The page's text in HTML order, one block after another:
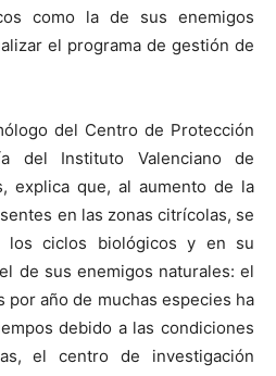
como la de sus enemigos
el programa de gestión de
del Centro de Protección
del Instituto Valenciano de
explica que, al aumento de la
en las zonas citrícolas, se
los ciclos biológicos y en su
de sus enemigos naturales: el
por año de muchas especies ha
debido a las condiciones
el centro de investigación